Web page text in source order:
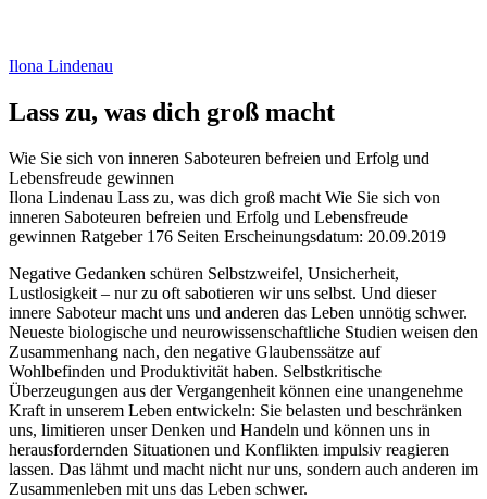
Ilona Lindenau
Lass zu, was dich groß macht
Wie Sie sich von inneren Saboteuren befreien und Erfolg und
Lebensfreude gewinnen
Beschreibung
Ilona Lindenau Lass zu, was dich groß macht Wie Sie sich von
inneren Saboteuren befreien und Erfolg und Lebensfreude
gewinnen Ratgeber 176 Seiten Erscheinungsdatum: 20.09.2019
Beschreibung
Negative Gedanken schüren Selbstzweifel, Unsicherheit,
Lustlosigkeit – nur zu oft sabotieren wir uns selbst. Und dieser
innere Saboteur macht uns und anderen das Leben unnötig schwer.
Neueste biologische und neurowissenschaftliche Studien weisen den
Zusammenhang nach, den negative Glaubenssätze auf
Wohlbefinden und Produktivität haben. Selbstkritische
Überzeugungen aus der Vergangenheit können eine unangenehme
Kraft in unserem Leben entwickeln: Sie belasten und beschränken
uns, limitieren unser Denken und Handeln und können uns in
herausfordernden Situationen und Konflikten impulsiv reagieren
lassen. Das lähmt und macht nicht nur uns, sondern auch anderen im
Zusammenleben mit uns das Leben schwer.